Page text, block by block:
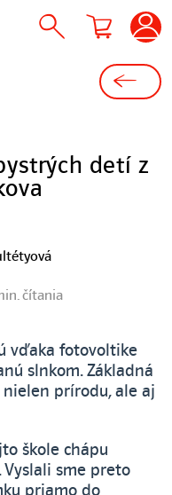
detí z
čítania
vďaka fotovoltike
slnkom. Základná
prírodu, ale aj
škole chápu
sme preto
priamo do